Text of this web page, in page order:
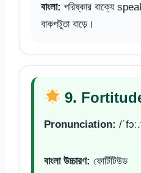
বাংলা: পরিষ্কার বাক্যে
বাকপটুতা বাড়ে।
9.
Pronunciation: /
বাংলা উচ্চারণ: ফোর্টিটিউড